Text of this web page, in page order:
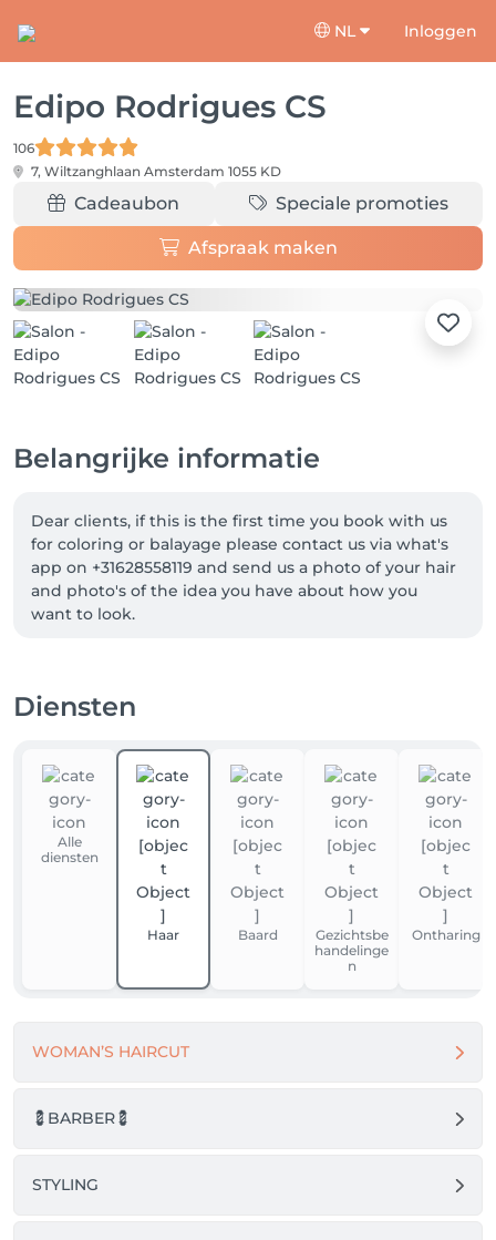
NL Inloggen
Edipo Rodrigues CS
106
7, Wiltzanghlaan Amsterdam 1055 KD
Cadeaubon Speciale promoties
Afspraak maken
Belangrijke informatie
Dear clients, if this is the first time you book with us
for coloring or balayage please contact us via what's
app on +31628558119 and send us a photo of your hair
and photo's of the idea you have about how you
want to look.
Diensten
Alle
diensten
Haar Baard
Gezichtsbe
handelinge
n
Ontharing
WOMAN’S HAIRCUT
💈BARBER💈
STYLING